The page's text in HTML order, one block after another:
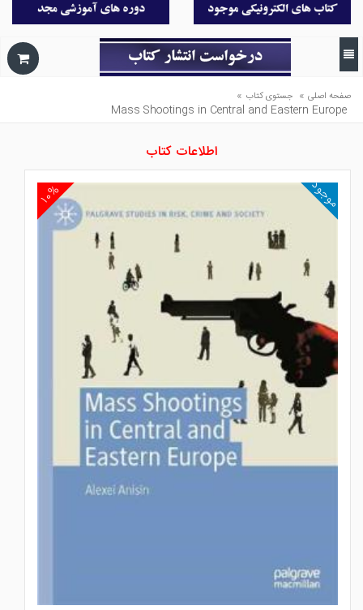
صفحه اصلی » جستوی کتاب »
Mass Shootings in Central and Eastern Europe
اطلاعات کتاب
۱۰% موجود